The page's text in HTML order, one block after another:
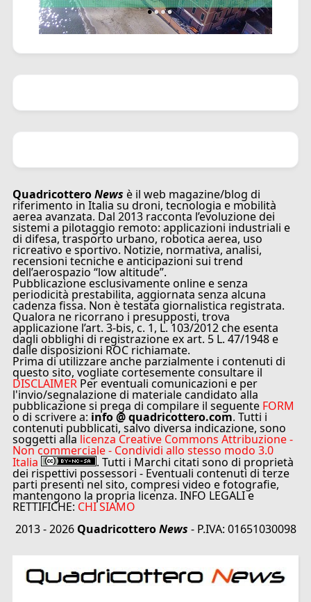
QuadricotteroNews è il web magazine/blog di
riferimento in Italia su droni, tecnologia e mobilità
aerea avanzata. Dal 2013 racconta l’evoluzione dei
sistemi a pilotaggio remoto: applicazioni industriali e
di difesa, trasporto urbano, robotica aerea, uso
ricreativo e sportivo. Notizie, normativa, analisi,
recensioni tecniche e anticipazioni sui trend
dell’aerospazio “low altitude”.
Pubblicazione esclusivamente online e senza
periodicità prestabilita, aggiornata senza alcuna
cadenza fissa. Non è testata giornalistica registrata.
Qualora ne ricorrano i presupposti, trova
applicazione l’art. 3-bis, c. 1, L. 103/2012 che esenta
dagli obblighi di registrazione ex art. 5 L. 47/1948 e
dalle disposizioni ROC richiamate.
Prima di utilizzare anche parzialmente i contenuti di
questo sito, vogliate cortesemente consultare il
DISCLAIMER Per eventuali comunicazioni e per
l'invio/segnalazione di materiale candidato alla
pubblicazione si prega di compilare il seguente FORM
o di scrivere a: info @ quadricottero.com. Tutti i
contenuti pubblicati, salvo diversa indicazione, sono
soggetti alla licenza Creative Commons Attribuzione -
Non commerciale - Condividi allo stesso modo 3.0
Italia . Tutti i Marchi citati sono di proprietà
dei rispettivi possessori - Eventuali contenuti di terze
parti presenti nel sito, compresi video e fotografie,
mantengono la propria licenza. INFO LEGALI e
RETTIFICHE: CHI SIAMO
2013 - 2026 QuadricotteroNews - P.IVA: 01651030098